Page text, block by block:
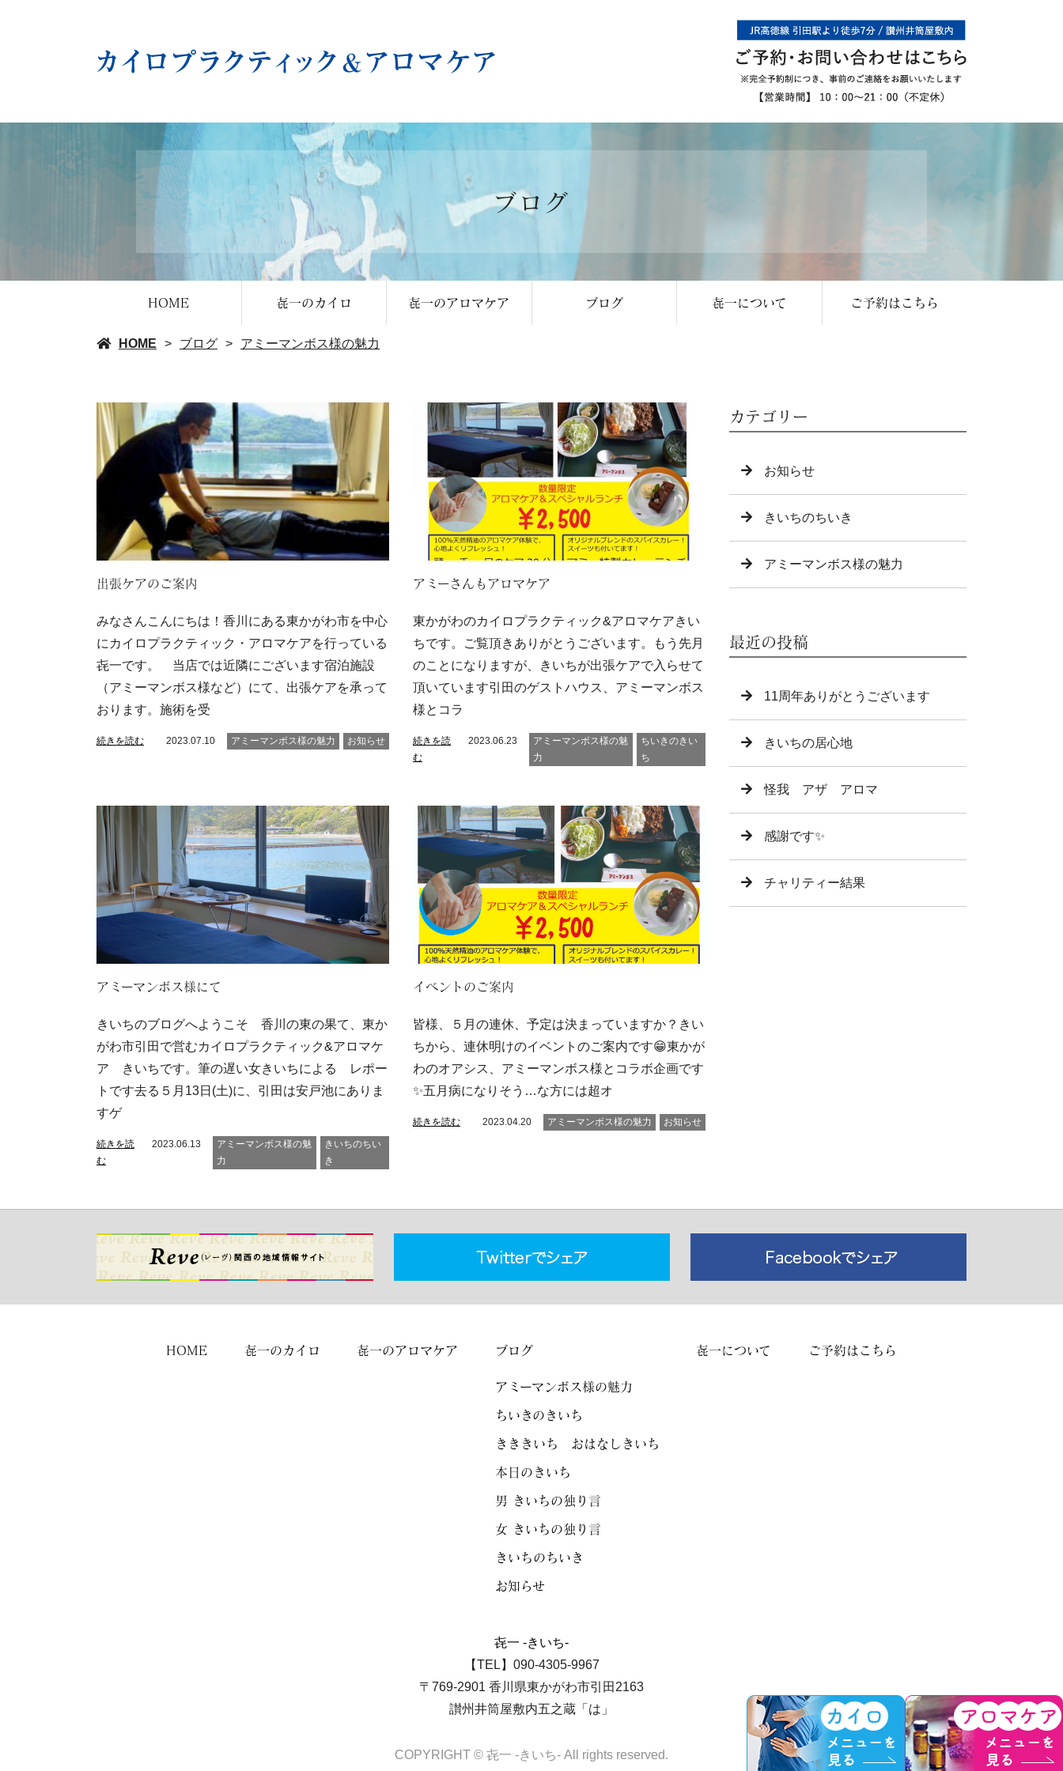
ブログ
HOME 㐂一のカイロ 㐂一のアロマケア ブログ 㐂一について ご予約はこちら
HOME ブログ アミーマンボス様の魅力
出張ケアのご案内
みなさんこんにちは！香川にある東かがわ市を中心
にカイロプラクティック・アロマケアを行っている
㐂一です。 当店では近隣にございます宿泊施設
（アミーマンボス様など）にて、出張ケアを承って
おります。施術を受
続きを読む 2023.07.10 アミーマンボス様の魅力 お知らせ
アミーさんもアロマケア
東かがわのカイロプラクティック&アロマケアきい
ちです。ご覧頂きありがとうございます。もう先月
のことになりますが、きいちが出張ケアで入らせて
頂いています引田のゲストハウス、アミーマンボス
様とコラ
続きを読
む
2023.06.23
アミーマンボス様の魅
力
ちいきのきい
ち
アミーマンボス様にて
きいちのブログへようこそ 香川の東の果て、東か
がわ市引田で営むカイロプラクティック&アロマケ
ア きいちです。筆の遅い女きいちによる レポー
トです去る５月13日(土)に、引田は安戸池にありま
すゲ
続きを読
む
2023.06.13
アミーマンボス様の魅
力
きいちのちい
き
イベントのご案内
皆様、５月の連休、予定は決まっていますか？きい
ちから、連休明けのイベントのご案内です😁東かが
わのオアシス、アミーマンボス様とコラボ企画です
✨五月病になりそう…な方には超オ
続きを読む 2023.04.20 アミーマンボス様の魅力 お知らせ
カテゴリー
お知らせ
きいちのちいき
アミーマンボス様の魅力
最近の投稿
11周年ありがとうございます
きいちの居心地
怪我 アザ アロマ
感謝です✨
チャリティー結果
HOME 㐂一のカイロ 㐂一のアロマケア ブログ
アミーマンボス様の魅力
ちいきのきいち
きききいち おはなしきいち
本日のきいち
男 きいちの独り言
女 きいちの独り言
きいちのちいき
お知らせ
㐂一について ご予約はこちら
㐂一 -きいち-
【TEL】090-4305-9967
〒769-2901 香川県東かがわ市引田2163
讃州井筒屋敷内五之蔵「は」
COPYRIGHT © 㐂一 -きいち- All rights reserved.